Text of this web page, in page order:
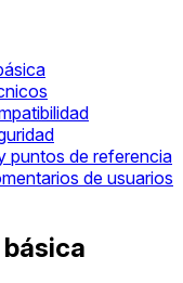
puntos de referencia
de usuarios